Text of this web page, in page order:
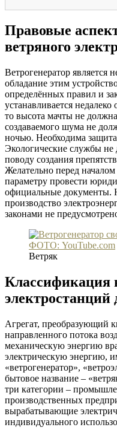
Правовые
ветряного
Ветрогенератор является
обладание этим
определённых правил и
устанавливается
то высота мачты не
создаваемого шума не
ночью. Необходима
Экологические службы не
поводу создания
Желательно перед
параметру провести
официальные документы.
производство
законами не
ФОТО: YouTube.com
Ветряк
Классификация
электростанций
Агрегат, преобразующий
направленного потока
механическую энергию
электрическую энергию,
«ветрогенератор»,
бытовое название –
три категории –
производственных
вырабатывающие
индивидуального